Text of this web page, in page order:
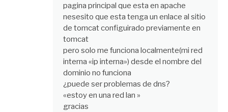
pagina principal que esta en apache
nesesito que esta tenga un enlace al sitio
de tomcat configuirado previamente en
tomcat
pero solo me funciona localmente(mi red
interna «ip interna») desde el nombre del
dominio no funciona
¿puede ser problemas de dns?
«estoy en una red lan »
gracias